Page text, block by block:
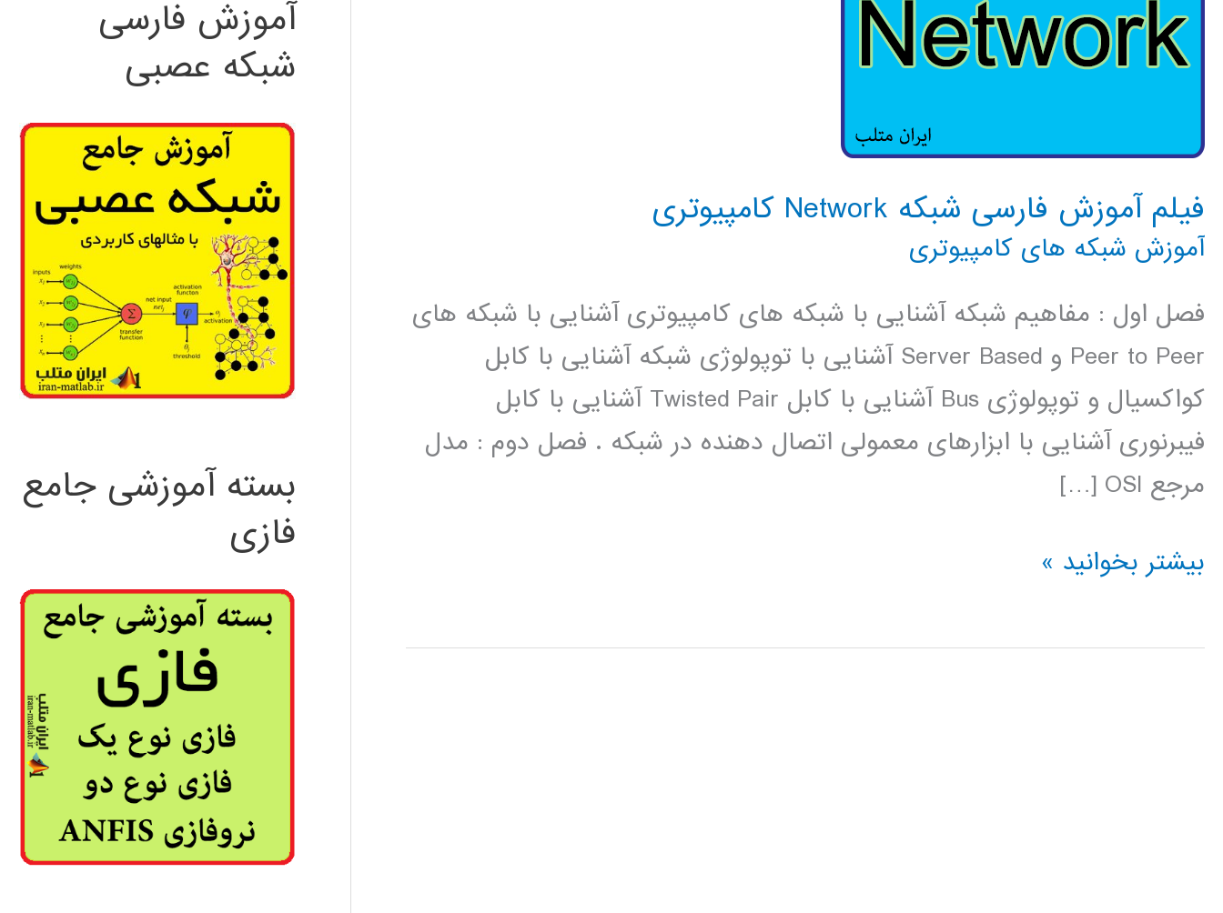
فیلم آموزش فارسی شبکه Network کامپیوتری
آموزش شبکه های کامپیوتری
فصل اول : مفاهیم شبکه آشنایی با شبکه های کامپیوتری آشنایی با شبکه های
Peer to Peer و Server Based آشنایی با توپولوژی شبکه آشنایی با کابل
کواکسیال و توپولوژی Bus آشنایی با کابل Twisted Pair آشنایی با کابل
فیبرنوری آشنایی با ابزارهای معمولی اتصال دهنده در شبکه . فصل دوم : مدل
مرجع OSI […]
فیلم
فارسی
بیشتر بخوانید »
آموزش فارسی
شبکه عصبی
بسته آموزشی جامع
فازی